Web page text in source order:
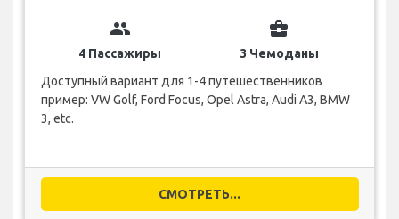
group
4 Пассажиры
business_center
3 Чемоданы
Доступный вариант для 1-4 путешественников
пример: VW Golf, Ford Focus, Opel Astra, Audi A3, BMW
3, etc.
СМОТРЕТЬ...